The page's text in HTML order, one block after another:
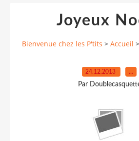
Joyeux
Bienvenue chez les P'tits > Accueil >
24.12.2013 …
Par